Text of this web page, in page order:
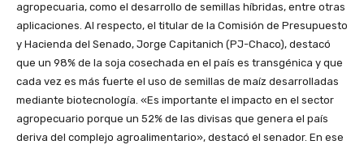
agropecuaria, como el desarrollo de semillas híbridas, entre otras
aplicaciones. Al respecto, el titular de la Comisión de Presupuesto
y Hacienda del Senado, Jorge Capitanich (PJ-Chaco), destacó
que un 98% de la soja cosechada en el país es transgénica y que
cada vez es más fuerte el uso de semillas de maíz desarrolladas
mediante biotecnología. «Es importante el impacto en el sector
agropecuario porque un 52% de las divisas que genera el país
deriva del complejo agroalimentario», destacó el senador. En ese